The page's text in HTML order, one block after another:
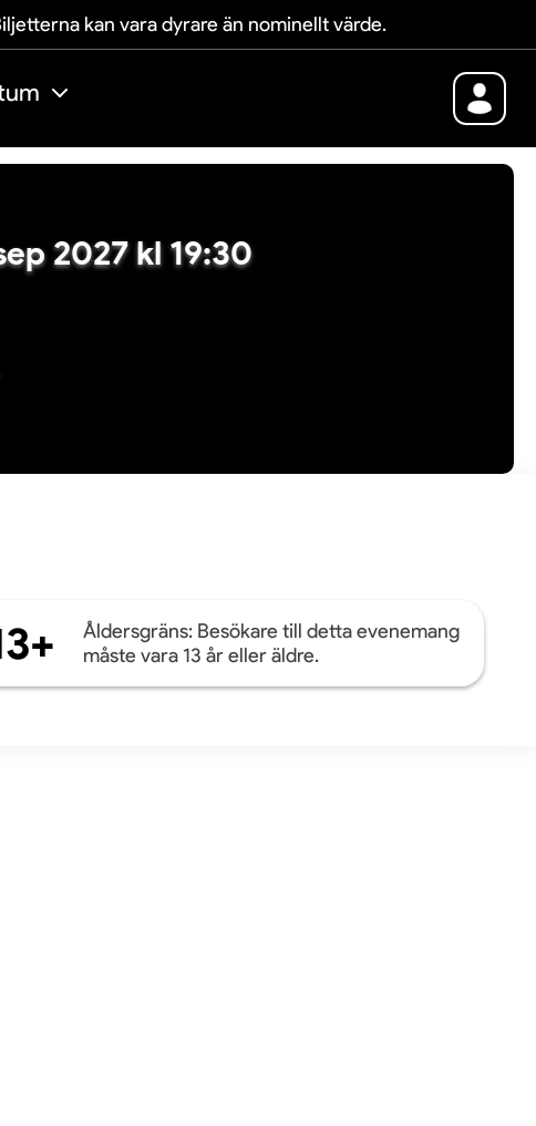
kan vara dyrare än nominellt värde.
2027 kl 19:30
Åldersgräns: Besökare till detta evenemang
måste vara 13 år eller äldre.